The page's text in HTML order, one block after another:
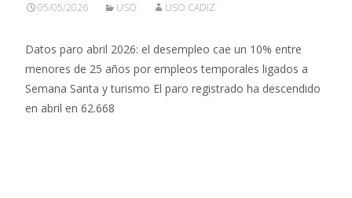
05/05/2026 USO USO CADIZ
Datos paro abril 2026: el desempleo cae un 10% entre
menores de 25 años por empleos temporales ligados a
Semana Santa y turismo El paro registrado ha descendido
en abril en 62.668